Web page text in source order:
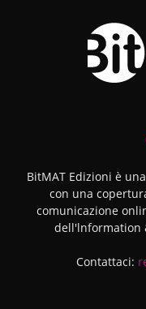
BitMAT Edizioni è
con una
comunicazione
dell'lnformation
Contattaci: